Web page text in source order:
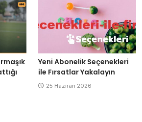
Yeni Abonelik Seçenekleri
ile Fırsatlar Yakalayın
25 Haziran 2026